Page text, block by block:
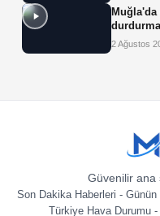
2 Ağustos
Güvenilir ana
Son Dakika Haberleri - Günün
Türkiye Hava Durumu